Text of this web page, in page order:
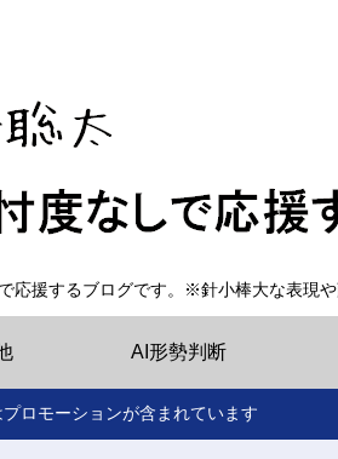
応援するブログです。※針小棒大な表現
AI形勢判断
ロモーションが含まれています